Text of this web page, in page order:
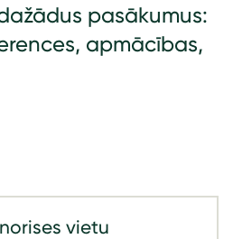
pasākumus:
apmācības,
vietu